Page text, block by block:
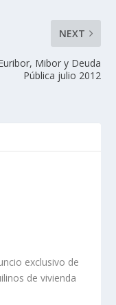
NEXT
Mibor y Deuda
Pública julio 2012
exclusivo de
de vivienda